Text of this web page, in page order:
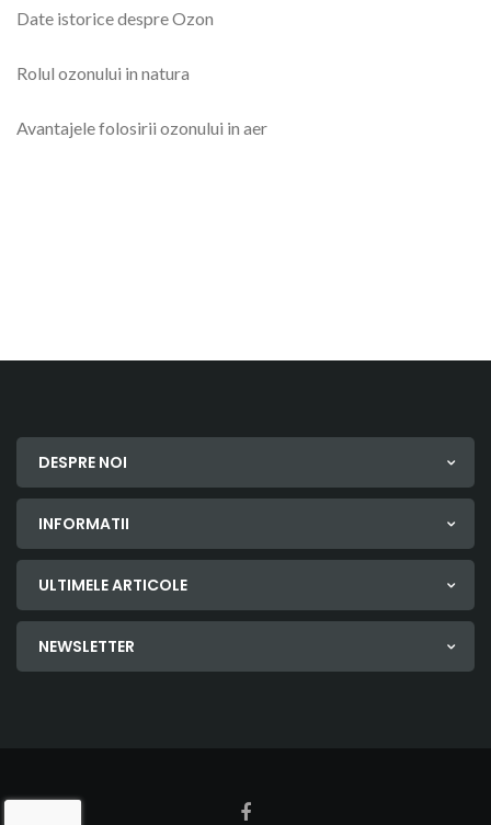
Date istorice despre Ozon
Rolul ozonului in natura
Avantajele folosirii ozonului in aer
DESPRE NOI
INFORMATII
ULTIMELE ARTICOLE
NEWSLETTER